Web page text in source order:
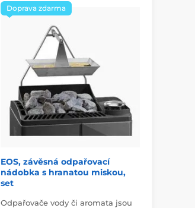
Doprava zdarma
EOS, závěsná odpařovací
nádobka s hranatou miskou,
set
Odpařovače vody či aromata jsou